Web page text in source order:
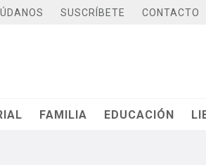
SUSCRÍBETE CONTACTO
FAMILIA EDUCACIÓN